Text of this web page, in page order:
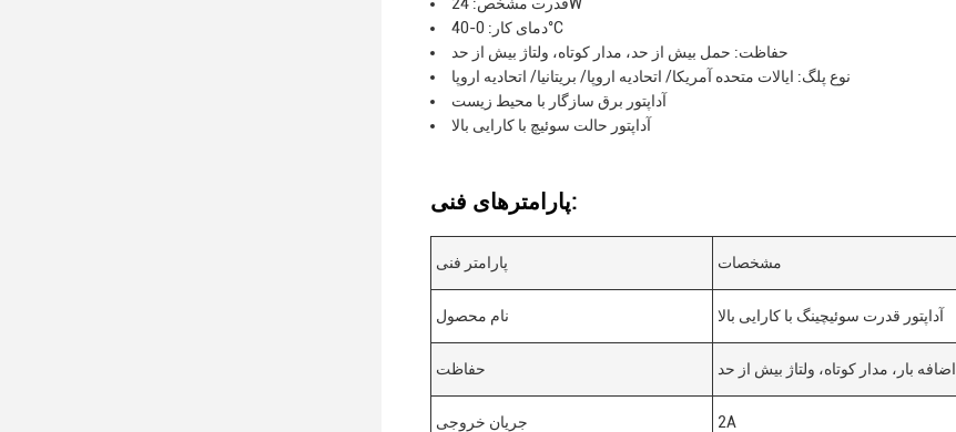
دمای کار: 0-40°C
حفاظت: حمل بیش از حد، مدار کوتاه، ولتاژ بیش از حد
نوع پلگ: ایالات متحده آمریکا/ اتحادیه اروپا/ بریتانیا/ اتحادیه اروپا
آداپتور برق سازگار با محیط زیست
آداپتور حالت سوئیچ با کارایی بالا
پارامترهای فنی:
پارامتر فنی مشخصات
نام محصول آداپتور قدرت سوئیچینگ با کارایی بالا
حفاظت اضافه بار، مدار کوتاه، ولتاژ بیش از حد
جریان خروجی 2A